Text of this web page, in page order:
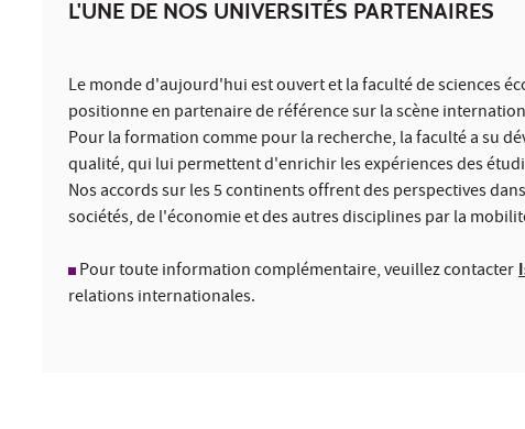
L'UNE DE NOS UNIVERSITÉS PARTENAIRES
Le monde d'aujourd'hui est ouvert et la faculté de sciences
positionne en partenaire de référence sur la scène
Pour la formation comme pour la recherche, la faculté a su
qualité, qui lui permettent d'enrichir les expériences des
Nos accords sur les 5 continents offrent des perspectives
sociétés, de l'économie et des autres disciplines par la
Pour toute information complémentaire, veuillez contacter
relations internationales.